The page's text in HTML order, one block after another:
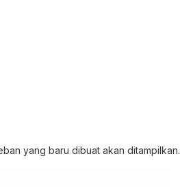
yang baru dibuat akan ditampilkan.